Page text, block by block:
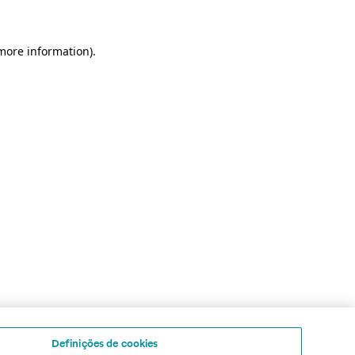
information).
Definições de cookies